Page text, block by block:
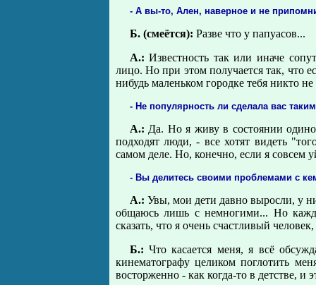
- А вы-то, Ален, наверное и не
Б. (смеётся): Разве что у папуасов...
А.:Известность так или иначе
лицо. Но при этом получается так, что
нибудь маленьком городке тебя никто
- Не популярность ли сделала вас
А.: Да. Но я живу в состоянии
подходят люди, - все хотят видеть
самом деле. Но, конечно, если я совсем
- Вы делитесь своими проблемами с
А.: Увы, мои дети давно выросли, у
общаюсь лишь с немногими... Но
сказать, что я очень счастливый
Б.: Что касается меня, я всё
кинематографу целиком поглотить
восторженно - как когда-то в детстве, и